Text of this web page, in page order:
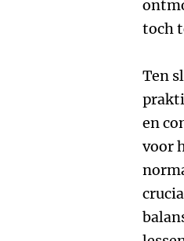
toch
Ten
en
voor